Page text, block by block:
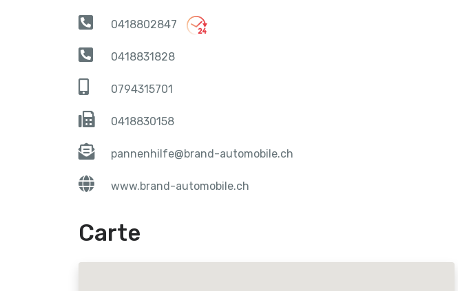
0418802847
0418831828
0794315701
0418830158
pannenhilfe@brand-automobile.ch
www.brand-automobile.ch
Carte